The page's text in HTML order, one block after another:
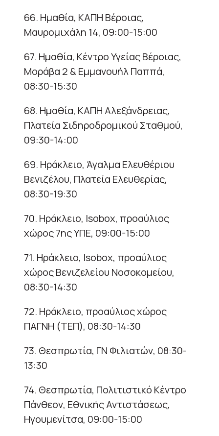
66. Ημαθία, ΚΑΠΗ Βέροιας,
Μαυρομιχάλη 14, 09:00-15:00
67. Ημαθία, Κέντρο Υγείας Βέροιας,
Μοράβα 2 & Εμμανουήλ Παππά,
08:30-15:30
68. Ημαθία, ΚΑΠΗ Αλεξάνδρειας,
Πλατεία Σιδηροδρομικού Σταθμού,
09:30-14:00
69. Ηράκλειο, Άγαλμα Ελευθέριου
Βενιζέλου, Πλατεία Ελευθερίας,
08:30-19:30
70. Ηράκλειο, Isobox, προαύλιος
χώρος 7ης ΥΠΕ, 09:00-15:00
71. Ηράκλειο, Isobox, προαύλιος
χώρος Βενιζελείου Νοσοκομείου,
08:30-14:30
72. Ηράκλειο, προαύλιος χώρος
ΠΑΓΝΗ (ΤΕΠ), 08:30-14:30
73. Θεσπρωτία, ΓΝ Φιλιατών, 08:30-
13:30
74. Θεσπρωτία, Πολιτιστικό Κέντρο
Πάνθεον, Εθνικής Αντιστάσεως,
Ηγουμενίτσα, 09:00-15:00